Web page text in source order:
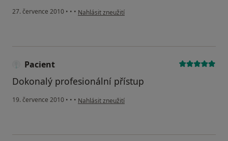
27. července 2010 • • • podle názoru uživatele Váš účet byl odstraněn
Nahlásit zneužití
Pacient
Dokonalý profesionální přístup
19. července 2010 • • • podle názoru uživatele Pacient
Nahlásit zneužití